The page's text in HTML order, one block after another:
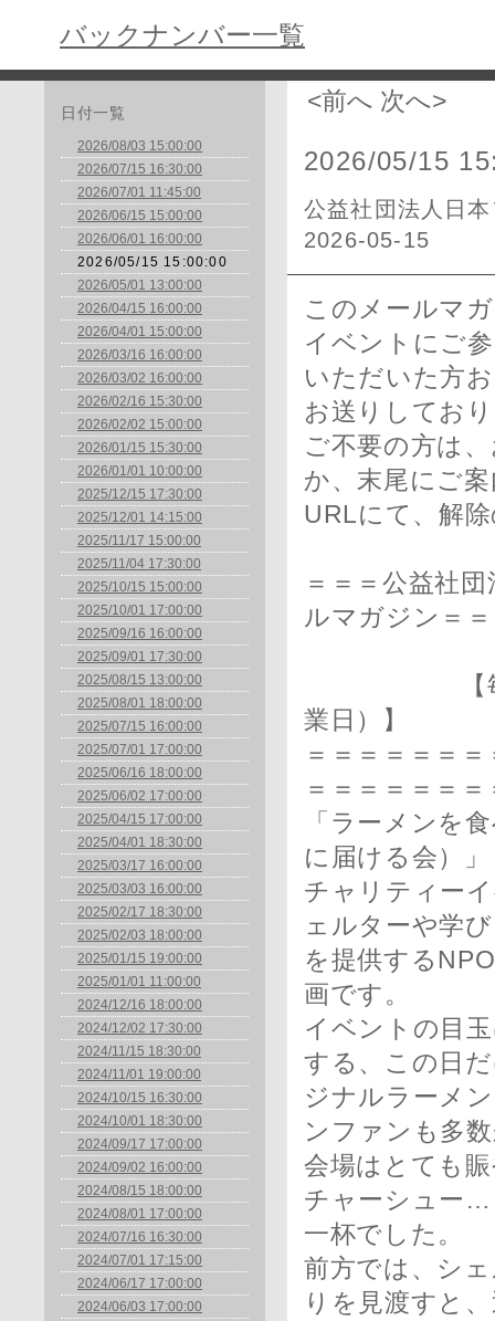
バックナンバー一覧
日付一覧
2026/08/03 15:00:00
2026/07/15 16:30:00
2026/07/01 11:45:00
2026/06/15 15:00:00
2026/06/01 16:00:00
2026/05/15 15:00:00
2026/05/01 13:00:00
2026/04/15 16:00:00
2026/04/01 15:00:00
2026/03/16 16:00:00
2026/03/02 16:00:00
2026/02/16 15:30:00
2026/02/02 15:00:00
2026/01/15 15:30:00
2026/01/01 10:00:00
2025/12/15 17:30:00
2025/12/01 14:15:00
2025/11/17 15:00:00
2025/11/04 17:30:00
2025/10/15 15:00:00
2025/10/01 17:00:00
2025/09/16 16:00:00
2025/09/01 17:30:00
2025/08/15 13:00:00
2025/08/01 18:00:00
2025/07/15 16:00:00
2025/07/01 17:00:00
2025/06/16 18:00:00
2025/06/02 17:00:00
2025/04/15 17:00:00
2025/04/01 18:30:00
2025/03/17 16:00:00
2025/03/03 16:00:00
2025/02/17 18:30:00
2025/02/03 18:00:00
2025/01/15 19:00:00
2025/01/01 11:00:00
2024/12/16 18:00:00
2024/12/02 17:30:00
2024/11/15 18:30:00
2024/11/01 19:00:00
2024/10/15 16:30:00
2024/10/01 18:30:00
2024/09/17 17:00:00
2024/09/02 16:00:00
2024/08/15 18:00:00
2024/08/01 17:00:00
2024/07/16 16:30:00
2024/07/01 17:15:00
2024/06/17 17:00:00
2024/06/03 17:00:00
<前へ 次へ>
2026/05/15
公益社団法人日
2026-05-15
このメールマ
イベントにご
いただいた方
お送りしてお
ご不要の方は
か、末尾にご
URLにて、解
＝＝＝公益社
ルマガジン＝
【毎月1日
業日）】
＝＝＝＝＝＝
＝＝＝＝＝＝＝
「ラーメンを
に届ける会）
チャリティー
ェルターや学
を提供する
画です。
イベントの目
する、この日
ジナルラーメ
ンファンも多
会場はとても
チャーシュー
一杯でした。
前方では、シ
りを見渡すと